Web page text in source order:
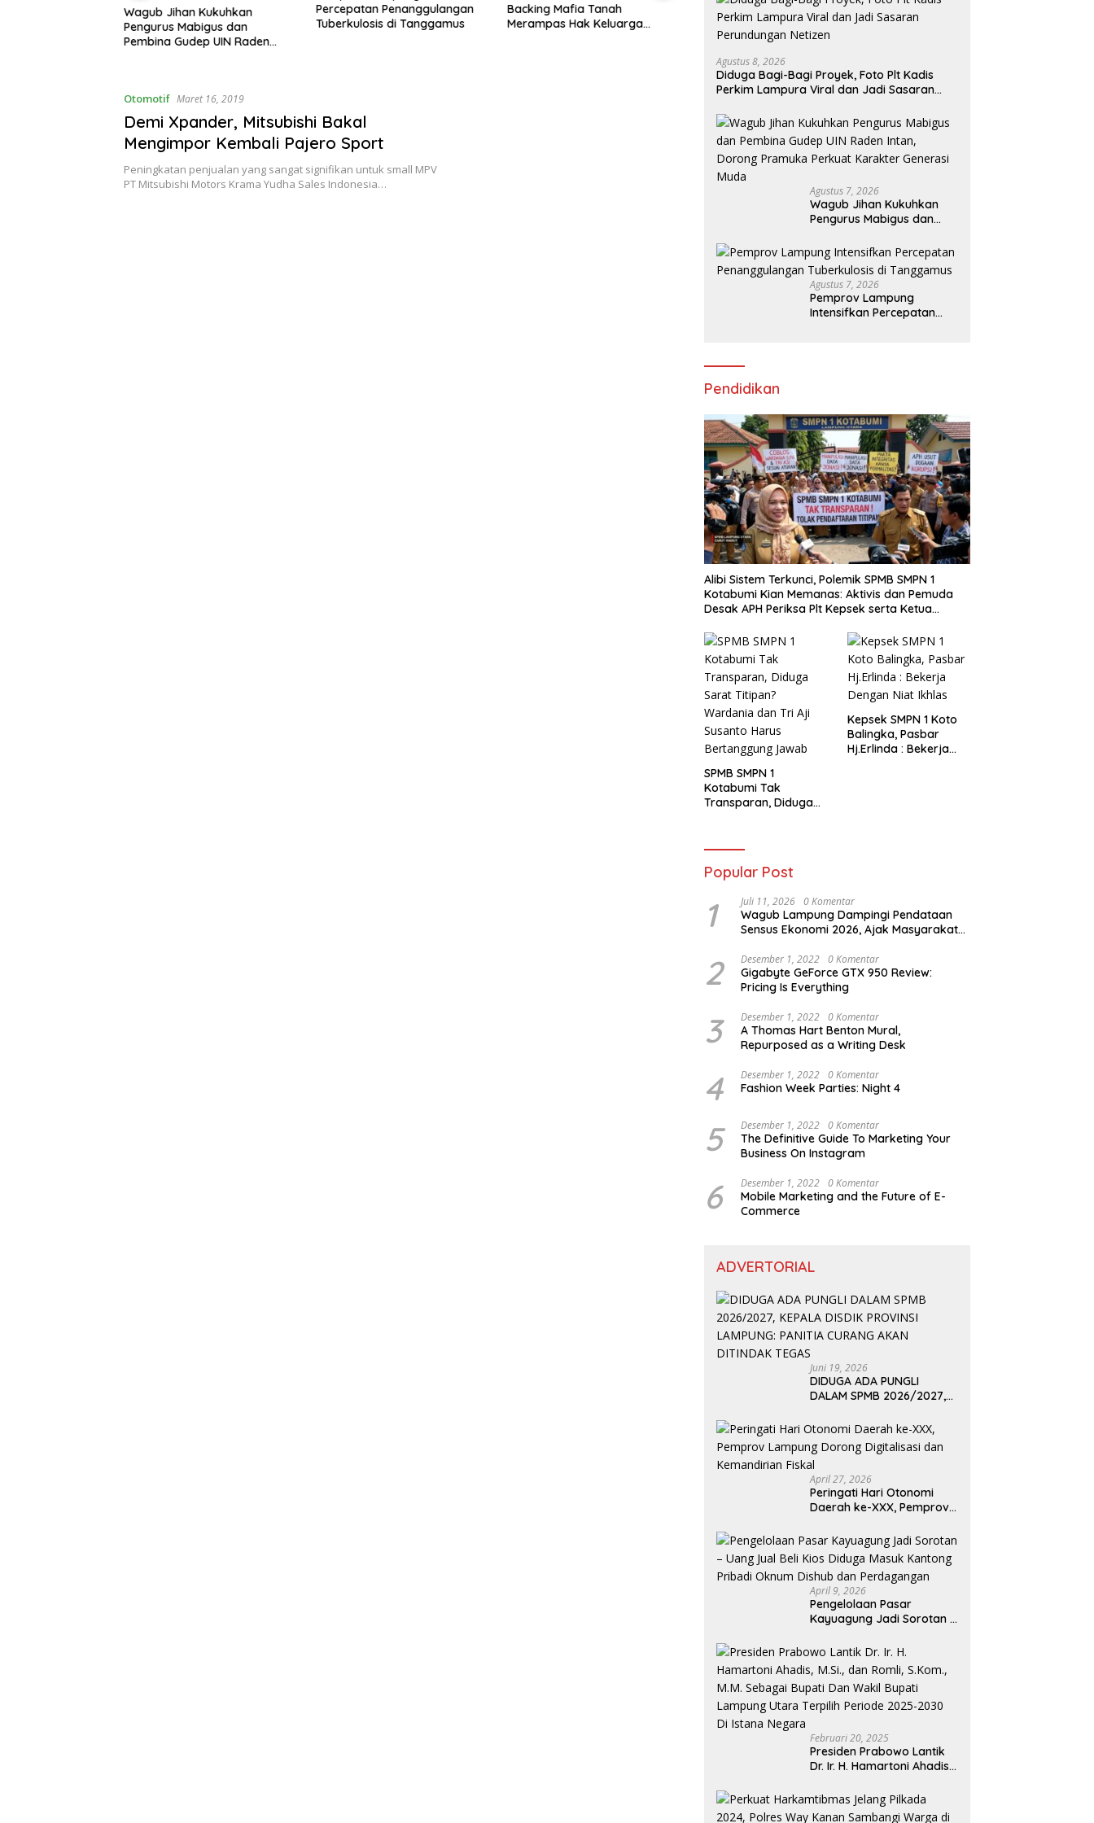
Wagub Jihan Kukuhkan
Pengurus Mabigus dan
Pembina Gudep UIN Raden
Percepatan Penanggulangan
Tuberkulosis di Tanggamus
Backing Mafia Tanah
Merampas Hak Keluarga
Perbaikan Jalan RA Basyid
Segera Dimulai, Pemkab
Lampung Selatan Pastikan
Mobilitas Warga Lebih Aman
dan Nyaman
Tuai Kritik Pedas Netizen
Otomotif Maret 16, 2019
Demi Xpander, Mitsubishi Bakal
Mengimpor Kembali Pajero Sport
Peningkatan penjualan yang sangat signifikan untuk small MPV
PT Mitsubishi Motors Krama Yudha Sales Indonesia…
Agustus 8, 2026
Diduga Bagi-Bagi Proyek, Foto Plt Kadis
Perkim Lampura Viral dan Jadi Sasaran
Agustus 7, 2026
Wagub Jihan Kukuhkan
Pengurus Mabigus dan
Intan, Dorong Pramuka
Perkuat Karakter Generasi
Muda
Agustus 7, 2026
Pemprov Lampung
Intensifkan Percepatan
Pendidikan
Alibi Sistem Terkunci, Polemik SPMB SMPN 1
Kotabumi Kian Memanas: Aktivis dan Pemuda
Desak APH Periksa Plt Kepsek serta Ketua
SPMB SMPN 1
Kotabumi Tak
Transparan, Diduga
Susanto Harus
Kepsek SMPN 1 Koto
Balingka, Pasbar
Hj.Erlinda : Bekerja
Popular Post
1 Juli 11, 2026 0 Komentar
Wagub Lampung Dampingi Pendataan
Sensus Ekonomi 2026, Ajak Masyarakat
2 Desember 1, 2022 0 Komentar
Gigabyte GeForce GTX 950 Review:
Pricing Is Everything
3 Desember 1, 2022 0 Komentar
A Thomas Hart Benton Mural,
Repurposed as a Writing Desk
4 Desember 1, 2022 0 Komentar
Fashion Week Parties: Night 4
5 Desember 1, 2022 0 Komentar
The Definitive Guide To Marketing Your
Business On Instagram
6 Desember 1, 2022 0 Komentar
Mobile Marketing and the Future of E-
Commerce
ADVERTORIAL
Juni 19, 2026
DIDUGA ADA PUNGLI
DALAM SPMB 2026/2027,
LAMPUNG: PANITIA CURANG
AKAN DITINDAK TEGAS
April 27, 2026
Peringati Hari Otonomi
Daerah ke-XXX, Pemprov
Digitalisasi dan
Kemandirian Fiskal
April 9, 2026
Pengelolaan Pasar
Kayuagung Jadi Sorotan –
Masuk Kantong Pribadi
Oknum Dishub dan
Perdagangan
Februari 20, 2025
Presiden Prabowo Lantik
Dr. Ir. H. Hamartoni Ahadis,
M.M. Sebagai Bupati Dan
Wakil Bupati Lampung